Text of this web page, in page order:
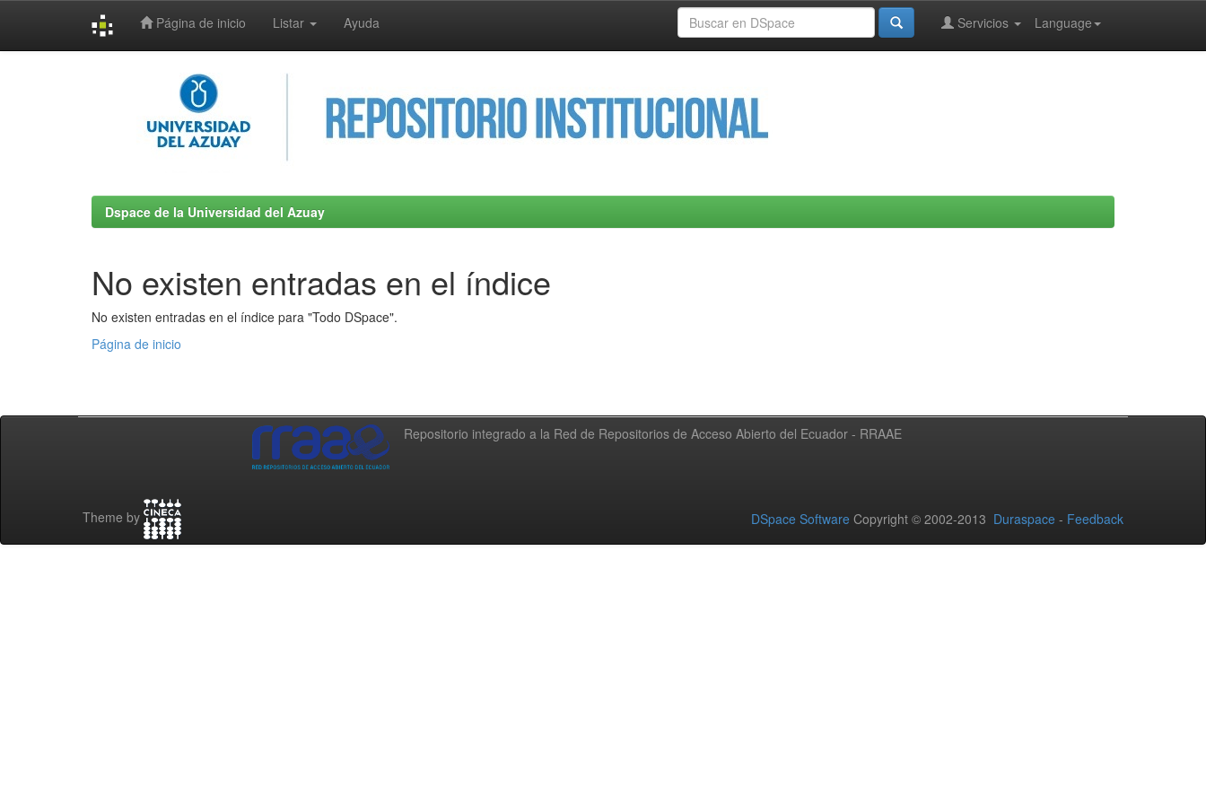
Página de inicio Listar Ayuda Language
Servicios
Dspace de la Universidad del Azuay
No existen entradas en el índice
No existen entradas en el índice para "Todo DSpace".
Página de inicio
Repositorio integrado a la Red de Repositorios de Acceso Abierto del Ecuador - RRAAE
Theme by DSpace Software Copyright © 2002-2013 Duraspace - Feedback